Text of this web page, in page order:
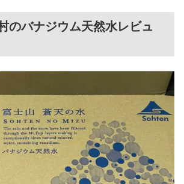
のバナジウム天然水レビュ